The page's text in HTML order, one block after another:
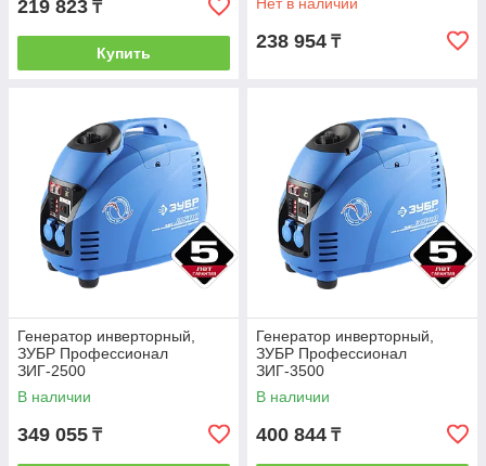
219 823 ₸
Купить
238 954 ₸
Генератор инверторный,
ЗУБР Профессионал
ЗИГ-2500
В наличии
349 055 ₸
Генератор инверторный,
ЗУБР Профессионал
ЗИГ-3500
В наличии
400 844 ₸